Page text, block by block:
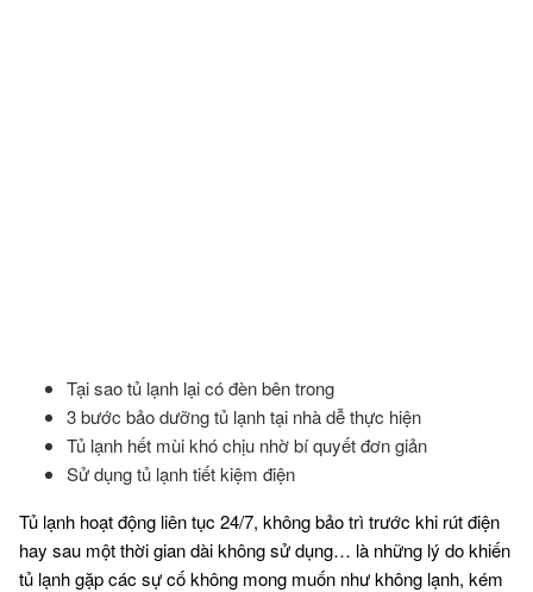
Tại sao tủ lạnh lại có đèn bên trong
3 bước bảo dưỡng tủ lạnh tại nhà dễ thực hiện
Tủ lạnh hết mùi khó chịu nhờ bí quyết đơn giản
Sử dụng tủ lạnh tiết kiệm điện
Tủ lạnh hoạt động liên tục 24/7, không bảo trì trước khi rút điện
hay sau một thời gian dài không sử dụng… là những lý do khiến
tủ lạnh gặp các sự cố không mong muốn như không lạnh, kém